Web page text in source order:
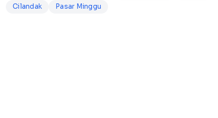
Cilandak
Pasar Minggu